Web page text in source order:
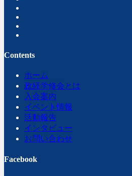
Contents
ホーム
政経学修会とは
入会案内
イベント情報
活動報告
インタビュー
お問い合わせ
Facebook